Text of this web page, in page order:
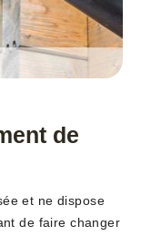
de
et ne dispose
de faire changer